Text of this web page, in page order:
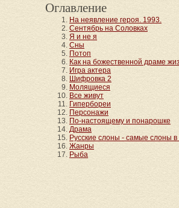
Оглавление
На неявление героя. 1993.
Сентябрь на Соловках
Я и не я
Сны
Потоп
Как на божественной драме
Игра актера
Шифровка 2
Молящиеся
Все живут
Гипербореи
Персонажи
По-настоящему и понарошке
Драма
Русские слоны - самые слоны
Жанры
Рыба